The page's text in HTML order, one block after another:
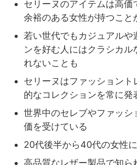
セリーヌのアイテムは高価
余裕のある女性が持つこと
若い世代でもカジュアルや
ンを好む人にはクラシカル
れないことも
セリーヌはファッショント
的なコレクションを常に発
世界中のセレブやファッシ
価を受けている
20代後半から40代の女性
高品質なレザー製品で知ら